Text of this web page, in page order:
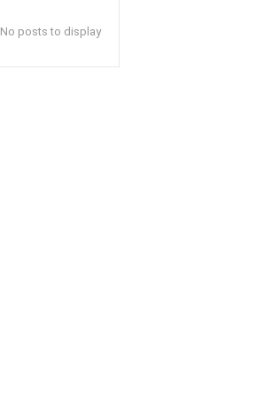
No posts to display